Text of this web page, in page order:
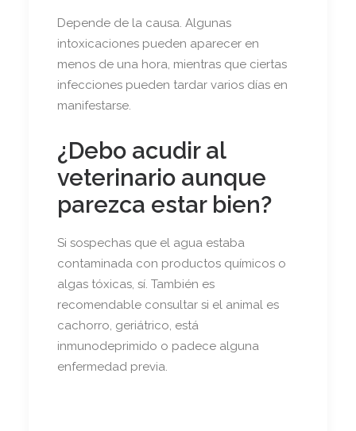
Depende de la causa. Algunas
intoxicaciones pueden aparecer en
menos de una hora, mientras que ciertas
infecciones pueden tardar varios días en
manifestarse.
¿Debo acudir al
veterinario aunque
parezca estar bien?
Si sospechas que el agua estaba
contaminada con productos químicos o
algas tóxicas, sí. También es
recomendable consultar si el animal es
cachorro, geriátrico, está
inmunodeprimido o padece alguna
enfermedad previa.